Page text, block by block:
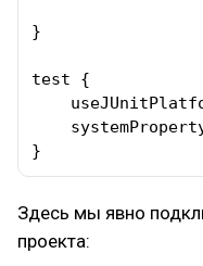
}
test {
}
Здесь мы явно
проекта: